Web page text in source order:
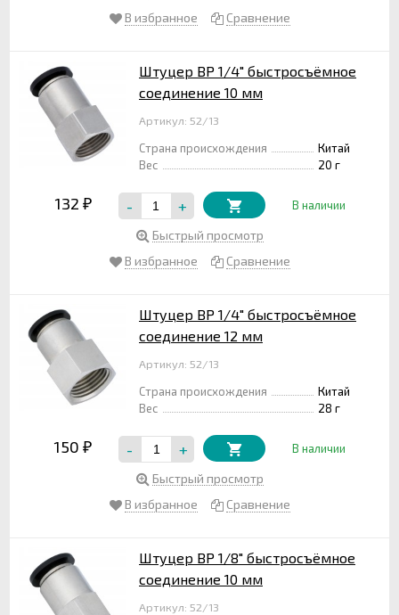
В избранное
Сравнение
Штуцер ВР 1/4" быстросъёмное
соединение 10 мм
Артикул: 52/13
Страна происхождения
Китай
Вес
20 г
132 ₽ - + В наличии
Быстрый просмотр
В избранное
Сравнение
Штуцер ВР 1/4" быстросъёмное
соединение 12 мм
Артикул: 52/13
Страна происхождения
Китай
Вес
28 г
150 ₽ - + В наличии
Быстрый просмотр
В избранное
Сравнение
Штуцер ВР 1/8" быстросъёмное
соединение 10 мм
Артикул: 52/13